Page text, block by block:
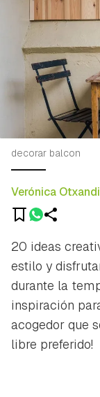
decorar balcon
Verónica
20 ideas
estilo y
durante la
inspiración
acogedor que
libre preferido!